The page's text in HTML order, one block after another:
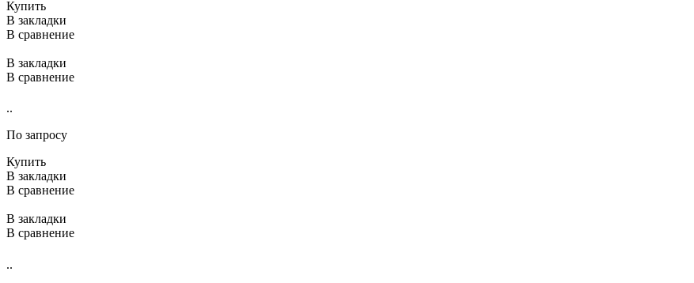
Купить
В закладки
В сравнение
В закладки
В сравнение
..
По запросу
Купить
В закладки
В сравнение
В закладки
В сравнение
..